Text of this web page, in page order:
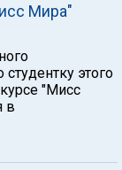
Мира"
этого
"Мисс
в